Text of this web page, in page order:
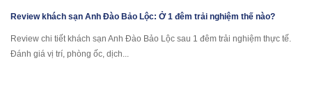
Review khách sạn Anh Đào Bảo Lộc: Ở 1 đêm trải nghiệm thế nào?
Review chi tiết khách sạn Anh Đào Bảo Lộc sau 1 đêm trải nghiệm thực tế.
Đánh giá vị trí, phòng ốc, dịch...